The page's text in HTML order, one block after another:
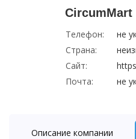
CircumMart
Телефон:
не
Страна:
Сайт:
Почта:
не
Описание компании